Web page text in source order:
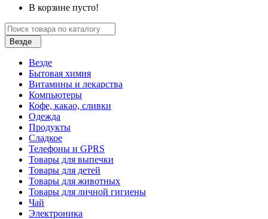
В корзине пусто!
Везде
Везде
Бытовая химия
Витамины и лекарства
Компьютеры
Кофе, какао, сливки
Одежда
Продукты
Сладкое
Телефоны и GPRS
Товары для выпечки
Товары для детей
Товары для животных
Товары для личной гигиены
Чай
Электроника